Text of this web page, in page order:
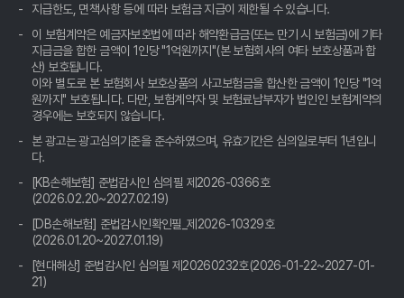
나만 몰랐던 자동차보험료, 비교견적사이트 활용해 진짜 '내' 보험료
찾기!
자동차보험료 아끼는 꿀팁🍯: 비교견적 사이트, 숨겨진 보물찾기💎
자동차보험료 아끼는 꿀팁! 비교견적 사이트 활용법, 10년 차 베테
랑의 숨겨둔 노하우 공개
자동차보험료 비교견적, 10년 노하우로 숨은 꿀팁 대방출! 나만 몰
랐던 진짜 보험료 확인법
자동차보험료 아끼는 꿀팁! 비교견적사이트, 나만 몰랐네?
혹시 '자동차보험료 아끼는 꿀팁, 비교견적 사이트 활용법' 어떠세
요?
지급한도, 면책사항 등에 따라 보험금 지급이 제한될 수 있습니다.
이 보험계약은 예금자보호법에 따라 해약환급금(또는 만기 시 보험금)에 기타
지급금을 합한 금액이 1인당 "1억원까지"(본 보험회사의 여타 보호상품과 합
산) 보호됩니다.
이와 별도로 본 보험회사 보호상품의 사고보험금을 합산한 금액이 1인당 "1억
원까지" 보호됩니다. 다만, 보험계약자 및 보험료납부자가 법인인 보험계약의
경우에는 보호되지 않습니다.
본 광고는 광고심의기준을 준수하였으며, 유효기간은 심의일로부터 1년입니
다.
[KB손해보험] 준법감시인 심의필 제2026-0366호
(2026.02.20~2027.02.19)
[DB손해보험] 준법감시인확인필_제2026-10329호
(2026.01.20~2027.01.19)
[현대해상] 준법감시인 심의필 제20260232호(2026-01-22~2027-01-
21)